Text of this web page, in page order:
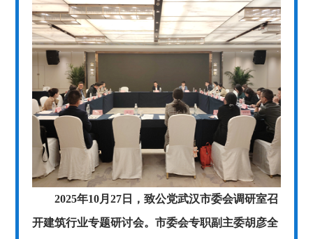
2025年10月27日，致公党武汉市委会调研室召
开建筑行业专题研讨会。市委会专职副主委胡彦全